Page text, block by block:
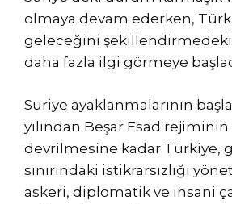
olmaya devam ederken,
geleceğini
daha fazla ilgi görmeye
Suriye ayaklanmalarının
yılından Beşar Esad rejiminin
devrilmesine kadar Türkiye,
sınırındaki istikrarsızlığı
askeri, diplomatik ve insani